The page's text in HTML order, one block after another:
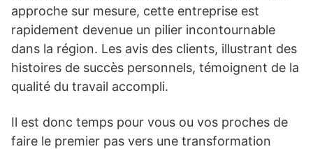
approche sur mesure, cette entreprise est
rapidement devenue un pilier incontournable
dans la région. Les avis des clients, illustrant des
histoires de succès personnels, témoignent de la
qualité du travail accompli.
Il est donc temps pour vous ou vos proches de
faire le premier pas vers une transformation